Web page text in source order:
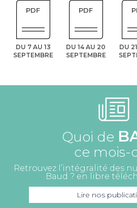
PDF
DU 7 AU 13
SEPTEMBRE
PDF
DU 14 AU 20
SEPTEMBRE
DU
Quoi de
ce mois-
Retrouvez l’intégralité des
Baud ? en libre
Lire nos